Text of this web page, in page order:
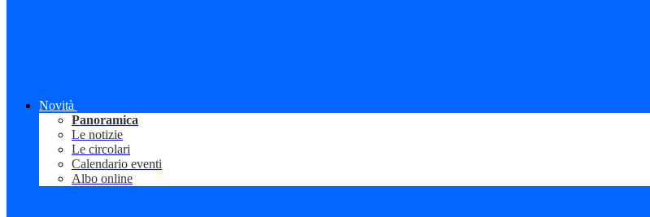
Novità
Panoramica
Le notizie
Le circolari
Calendario eventi
Albo online